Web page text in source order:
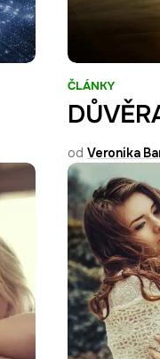
ČLÁNKY
od Veronika